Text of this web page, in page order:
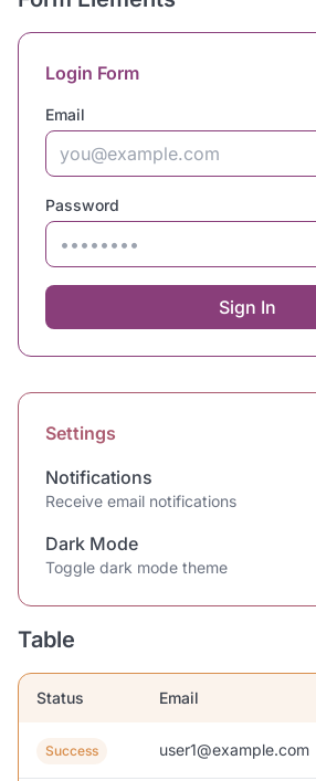
Login Form
Email
Password
Sign In
Settings
Notifications
Receive email notifications
Dark Mode
Toggle dark mode theme
Table
Status Email
Success user1@example.com